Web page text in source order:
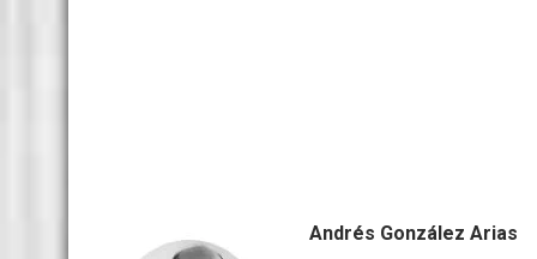
Andrés González Arias